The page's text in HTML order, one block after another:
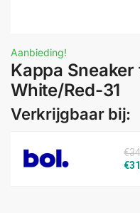
Aanbieding!
Kappa
White/Red-31
Verkrijgbaar bij: